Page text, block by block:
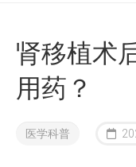
肾移植术
用药？
医学科普